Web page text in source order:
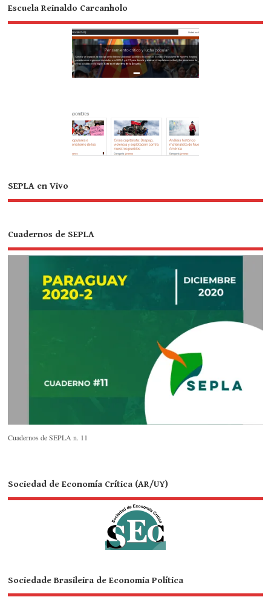
Escuela Reinaldo Carcanholo
SEPLA en Vivo
Cuadernos de SEPLA
Cuadernos de SEPLA n. 11
Sociedad de Economía Crítica (AR/UY)
Sociedade Brasileira de Economia Política